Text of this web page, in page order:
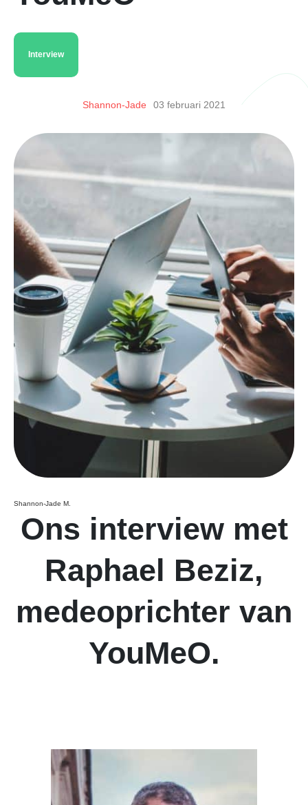
Interview
Shannon-Jade 03 februari 2021
Shannon-Jade M.
Ons interview met
Raphael Beziz,
medeoprichter van
YouMeO.